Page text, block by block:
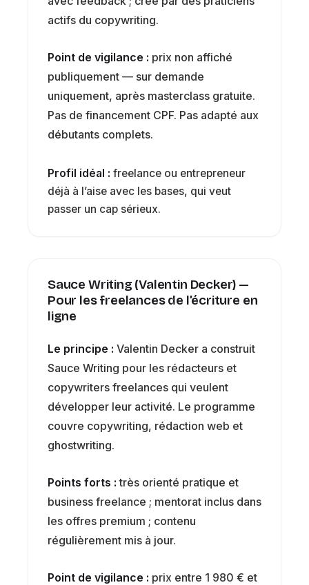
actifs du copywriting.
Point de vigilance : prix non affiché
publiquement — sur demande
uniquement, après masterclass gratuite.
Pas de financement CPF. Pas adapté aux
débutants complets.
Profil idéal : freelance ou entrepreneur
déjà à l’aise avec les bases, qui veut
passer un cap sérieux.
Sauce Writing (Valentin Decker) —
Pour les freelances de l’écriture en
ligne
Le principe : Valentin Decker a construit
Sauce Writing pour les rédacteurs et
copywriters freelances qui veulent
développer leur activité. Le programme
couvre copywriting, rédaction web et
ghostwriting.
Points forts : très orienté pratique et
business freelance ; mentorat inclus dans
les offres premium ; contenu
régulièrement mis à jour.
Point de vigilance : prix entre 1 980 € et